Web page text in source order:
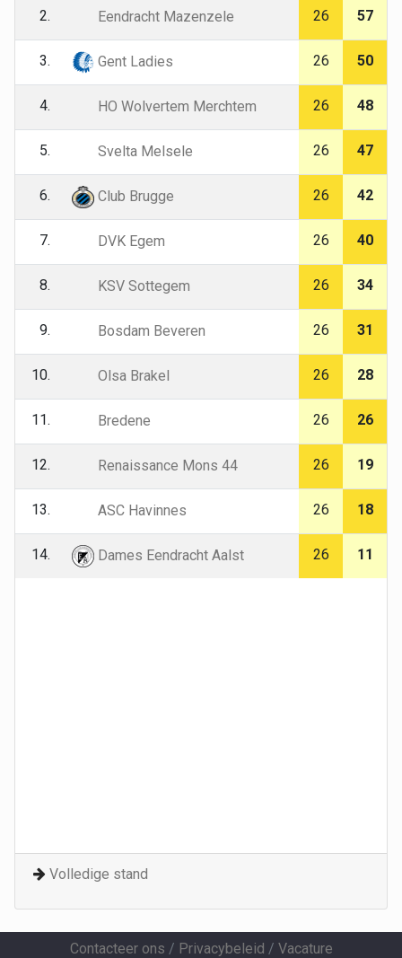
2. Eendracht Mazenzele 26 57
3. Gent Ladies 26 50
4. HO Wolvertem Merchtem 26 48
5. Svelta Melsele 26 47
6. Club Brugge 26 42
7. DVK Egem 26 40
8. KSV Sottegem 26 34
9. Bosdam Beveren 26 31
10. Olsa Brakel 26 28
11. Bredene 26 26
12. Renaissance Mons 44 26 19
13. ASC Havinnes 26 18
14. Dames Eendracht Aalst 26 11
Volledige stand
Contacteer ons / Privacybeleid / Vacature